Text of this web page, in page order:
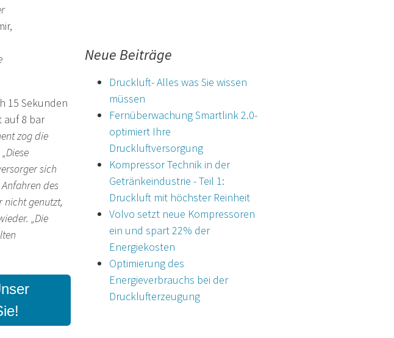
15 Sekunden
auf 8 bar
zog die
„Diese
sich
des
nicht genutzt,
„Die
Neue Beiträge
Druckluft- Alles was Sie wissen
müssen
Fernüberwachung Smartlink 2.0-
optimiert Ihre
Druckluftversorgung
Kompressor Technik in der
Getränkeindustrie - Teil 1:
Druckluft mit höchster Reinheit
Volvo setzt neue Kompressoren
ein und spart 22% der
Energiekosten
Optimierung des
Energieverbrauchs bei der
Drucklufterzeugung